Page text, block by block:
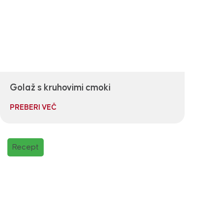
Golaž s kruhovimi cmoki
PREBERI VEČ
Recept